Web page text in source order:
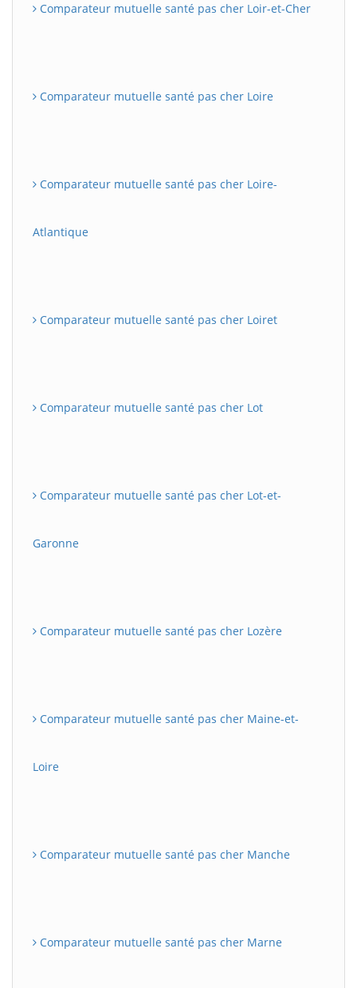
Comparateur mutuelle santé pas cher Loir-et-Cher
Comparateur mutuelle santé pas cher Loire
Comparateur mutuelle santé pas cher Loire-
Atlantique
Comparateur mutuelle santé pas cher Loiret
Comparateur mutuelle santé pas cher Lot
Comparateur mutuelle santé pas cher Lot-et-
Garonne
Comparateur mutuelle santé pas cher Lozère
Comparateur mutuelle santé pas cher Maine-et-
Loire
Comparateur mutuelle santé pas cher Manche
Comparateur mutuelle santé pas cher Marne